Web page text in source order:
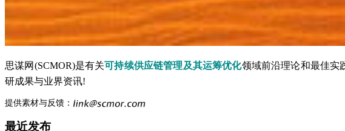
思谋网(SCMOR)是有关可持续供应链管理及其运筹优化领域前沿理论和最佳实
研成果与业界资讯!
提供素材与反馈：
最近发布